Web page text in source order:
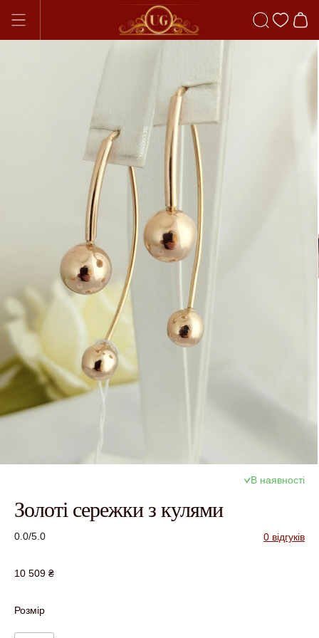
В наявності
Золоті сережки з кулями
0.0/5.0 0 відгуків
10 509 ₴
Розмір